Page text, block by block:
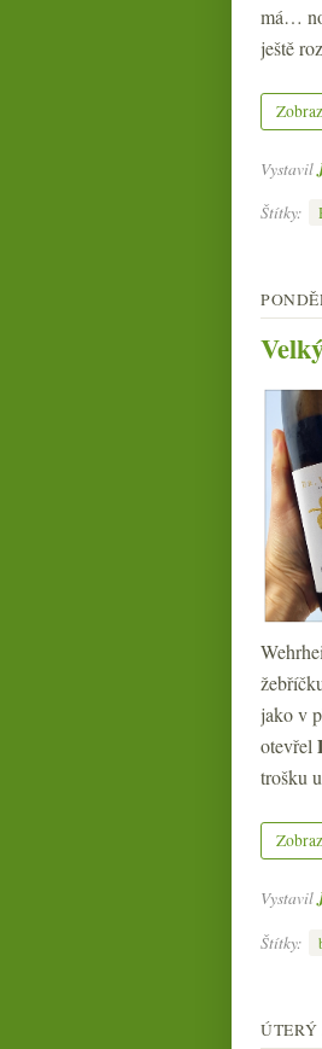
má…
ještě
Vystavil
Štítky:
jako v
otevřel
trošku
Vystavil
Štítky:
ÚTERÝ